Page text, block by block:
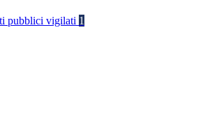
pubblici vigilati 1